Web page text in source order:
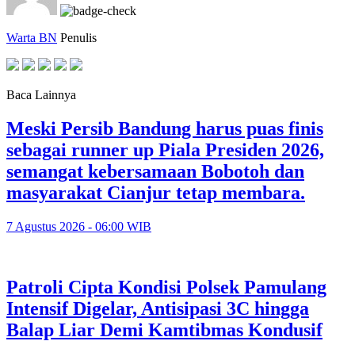
Warta BN Penulis
Baca Lainnya
Meski Persib Bandung harus puas finis
sebagai runner up Piala Presiden 2026,
semangat kebersamaan Bobotoh dan
masyarakat Cianjur tetap membara.
7 Agustus 2026 - 06:00 WIB
Patroli Cipta Kondisi Polsek Pamulang
Intensif Digelar, Antisipasi 3C hingga
Balap Liar Demi Kamtibmas Kondusif